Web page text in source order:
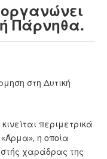
Πάρνηθα.
στη Δυτική
περιμετρικά
η οποία
χαράδρας της